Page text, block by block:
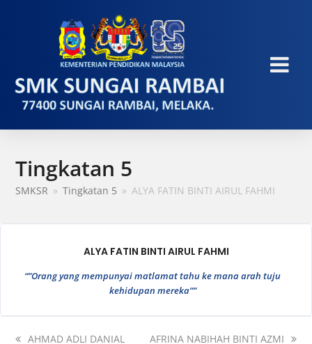
Tingkatan 5
SMKSR » Tingkatan 5 » ALYA FATIN BINTI AIRUL FAHMI
ALYA FATIN BINTI AIRUL FAHMI
“”Orang yang mempunyai matlamat tahu ke mana arah tuju
kehidupan mereka””
AHMAD ADLI DANIAL AFRINA NABIHAH BINTI AZMI